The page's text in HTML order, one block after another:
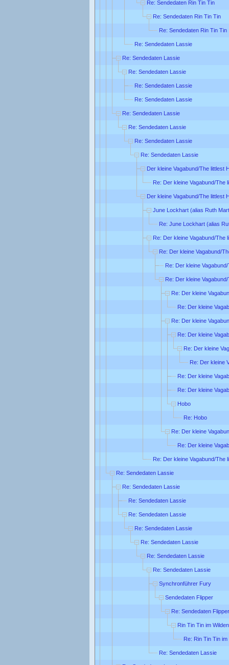
Re: Sendedaten Rin Tin Tin
Re: Sendedaten Rin Tin Tin
Re: Sendedaten Rin Tin Tin
Re: Sendedaten Lassie
Re: Sendedaten Lassie
Re: Sendedaten Lassie
Re: Sendedaten Lassie
Re: Sendedaten Lassie
Re: Sendedaten Lassie
Re: Sendedaten Lassie
Re: Sendedaten Lassie
Re: Sendedaten Lassie
Der kleine Vagabund/The littlest
Re: Der kleine Vagabund/The
Der kleine Vagabund/The littlest
June Lockhart (alias Ruth
Re: June Lockhart (alias
Re: Der kleine Vagabund/The
Re: Der kleine Vagabund/
Re: Der kleine
Re: Der kleine
Re: Der kleine
Re: Der kleine
Re: Der kleine
Re: Der kleine
Re: Der kleine
Re: Der kleine
Re: Der kleine
Re: Der kleine
Hobo
Re: Hobo
Re: Der kleine
Re: Der kleine
Re: Der kleine Vagabund/The
Re: Sendedaten Lassie
Re: Sendedaten Lassie
Re: Sendedaten Lassie
Re: Sendedaten Lassie
Re: Sendedaten Lassie
Re: Sendedaten Lassie
Re: Sendedaten Lassie
Re: Sendedaten Lassie
Synchronführer Fury
Sendedaten Flipper
Re: Sendedaten Flipper
Rin Tin Tin im
Re: Rin Tin Tin
Re: Sendedaten Lassie